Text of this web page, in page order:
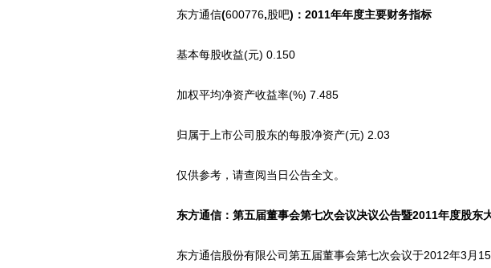
东方通信(600776,股吧)：2011年年度主要财务指标
基本每股收益(元) 0.150
加权平均净资产收益率(%) 7.485
归属于上市公司股东的每股净资产(元) 2.03
仅供参考，请查阅当日公告全文。
东方通信：第五届董事会第七次会议决议公告暨2011年度股东
东方通信股份有限公司第五届董事会第七次会议于2012年3月15